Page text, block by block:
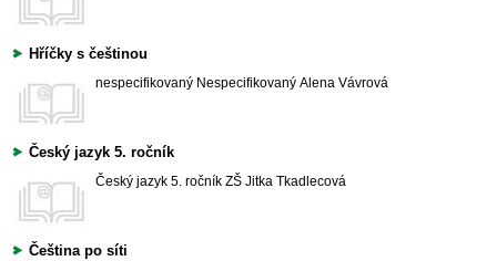
Hříčky s češtinou
nespecifikovaný Nespecifikovaný Alena Vávrová
Český jazyk 5. ročník
Český jazyk 5. ročník ZŠ Jitka Tkadlecová
Čeština po síti